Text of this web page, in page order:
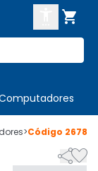

>Código
